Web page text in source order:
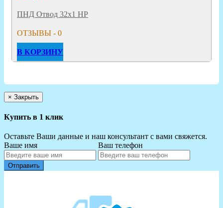
ПНД Отвод 32х1 НР
ОТЗЫВЫ - 0
В КОРЗИНУ
× Закрыть
Купить в 1 клик
Оставьте Ваши данные и наш консультант с вами свяжется.
Ваше имя
Ваш телефон
Отправить